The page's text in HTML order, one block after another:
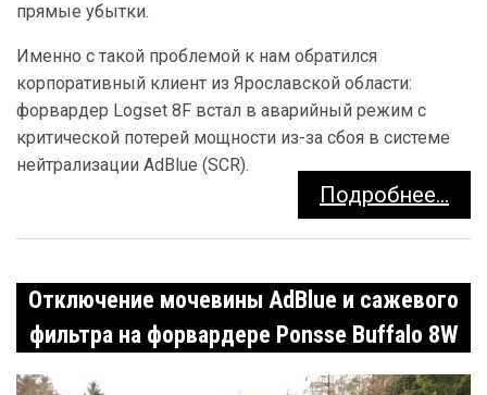
прямые убытки.
Именно с такой проблемой к нам обратился
корпоративный клиент из Ярославской области:
форвардер Logset 8F встал в аварийный режим с
критической потерей мощности из-за сбоя в системе
нейтрализации AdBlue (SCR).
Подробнее...
Отключение мочевины AdBlue и сажевого
фильтра на форвардере Ponsse Buffalo 8W